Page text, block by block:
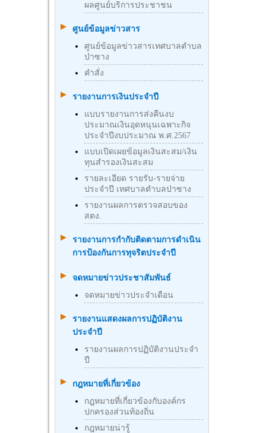
ผลศูนย์บริการประชาชน
ศูนย์ข้อมูลข่าวสาร
ศูนย์ข้อมูลข่าวสารเทศบาลตำบล
ป่าซาง
คำสั่ง
รายงานการเงินประจำปี
แบบรายงานการส่งคืนงบ
ประมาณเงินอุดหนุนเฉพาะกิจ
ประจำปีงบประมาณ พ.ศ.2567
แบบเปิดเผยข้อมูลเงินสะสม/เงิน
ทุนสำรองเงินสะสม
รายละเอียด รายรับ-รายจ่าย
ประจำปี เทศบาลตำบลป่าซาง
รายงานผลการตรวจสอบของ
สตง.
รายงานการกำกับติดตามการดำเนิน
การป้องกันการทุจริตประจำปี
จดหมายข่าวประชาสัมพันธ์
จดหมายข่าวประจำเดือน
รายงานแสดงผลการปฏิบัติงาน
ประจำปี
รายงานผลการปฏิบัติงานประจำ
ปี
กฎหมายที่เกี่ยวข้อง
กฎหมายที่เกี่ยวข้องกับองค์กร
ปกครองส่วนท้องถิ่น
กฎหมายน่ารู้